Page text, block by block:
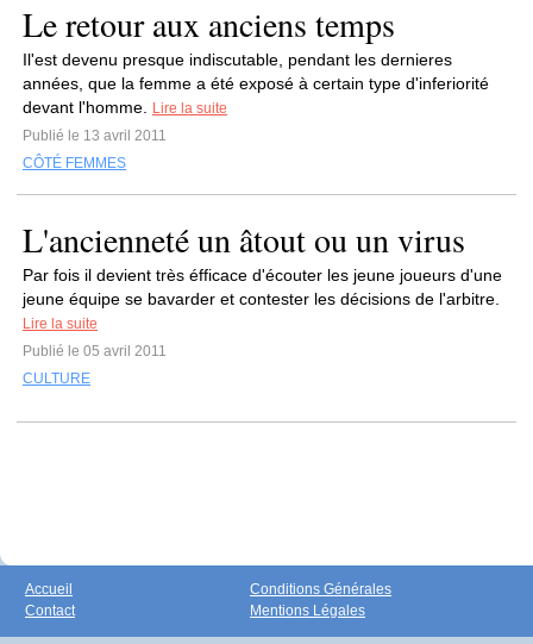
Le retour aux anciens temps
Il'est devenu presque indiscutable, pendant les dernieres
années, que la femme a été exposé à certain type d'inferiorité
devant l'homme.
Lire la suite
Publié le 13 avril 2011
CÔTÉ FEMMES
L'ancienneté un âtout ou un virus
Par fois il devient très éfficace d'écouter les jeune joueurs d'une
jeune équipe se bavarder et contester les décisions de l'arbitre.
Lire la suite
Publié le 05 avril 2011
CULTURE
Accueil
Contact
Conditions Générales
Mentions Légales